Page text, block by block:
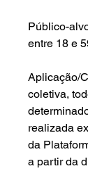
Público-
entre 18 e
Aplicação/
coletiva,
realizada
da
a partir da